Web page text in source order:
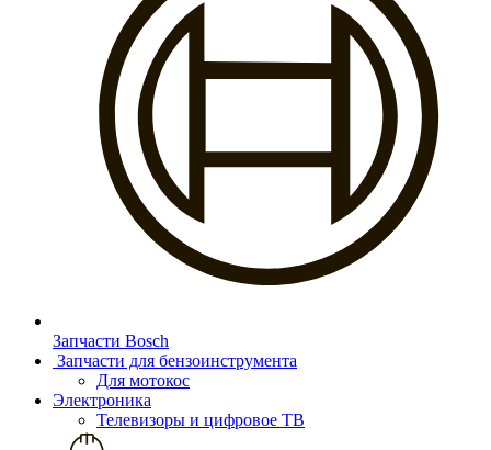
Запчасти Bosch
Запчасти для бензоинструмента
Для мотокос
Электроника
Телевизоры и цифровое ТВ